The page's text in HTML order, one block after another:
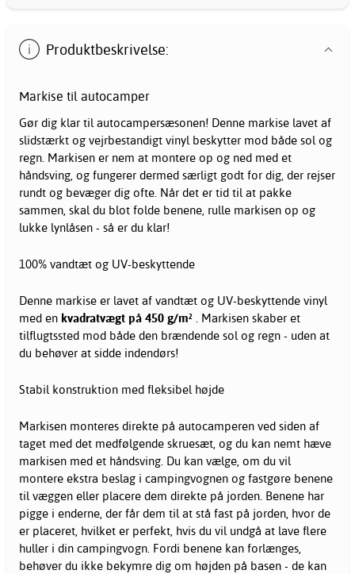
Produktbeskrivelse:
Markise til autocamper
Gør dig klar til autocampersæsonen! Denne markise lavet af
slidstærkt og vejrbestandigt vinyl beskytter mod både sol og
regn. Markisen er nem at montere op og ned med et
håndsving, og fungerer dermed særligt godt for dig, der rejser
rundt og bevæger dig ofte. Når det er tid til at pakke
sammen, skal du blot folde benene, rulle markisen op og
lukke lynlåsen - så er du klar!
100% vandtæt og UV-beskyttende
Denne markise er lavet af vandtæt og UV-beskyttende vinyl
med en kvadratvægt på 450 g/m² . Markisen skaber et
tilflugtssted mod både den brændende sol og regn - uden at
du behøver at sidde indendørs!
Stabil konstruktion med fleksibel højde
Markisen monteres direkte på autocamperen ved siden af
taget med det medfølgende skruesæt, og du kan nemt hæve
markisen med et håndsving. Du kan vælge, om du vil
montere ekstra beslag i campingvognen og fastgøre benene
til væggen eller placere dem direkte på jorden. Benene har
pigge i enderne, der får dem til at stå fast på jorden, hvor de
er placeret, hvilket er perfekt, hvis du vil undgå at lave flere
huller i din campingvogn. Fordi benene kan forlænges,
behøver du ikke bekymre dig om højden på basen - de kan